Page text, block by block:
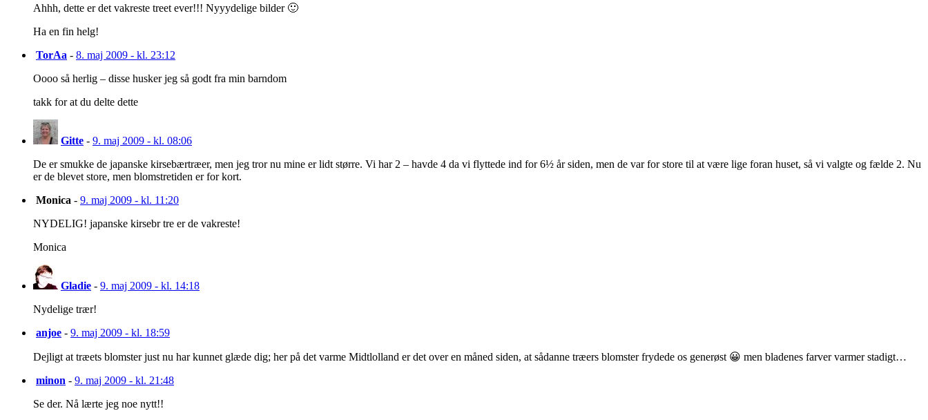
Ahhh, dette er det vakreste treet ever!!! Nyyydelige bilder 🙂
Ha en fin helg!
TorAa - 8. maj 2009 - kl. 23:12
Oooo så herlig – disse husker jeg så godt fra min barndom
takk for at du delte dette
Gitte - 9. maj 2009 - kl. 08:06
De er smukke de japanske kirsebærtræer, men jeg tror nu mine er lidt større. Vi har 2 – havde 4 da vi flyttede ind for 6½ år siden, men de var for store til at være lige foran huset, så vi valgte og fælde 2. Nu
er de blevet store, men blomstretiden er for kort.
Monica - 9. maj 2009 - kl. 11:20
NYDELIG! japanske kirsebr tre er de vakreste!
Monica
Gladie - 9. maj 2009 - kl. 14:18
Nydelige trær!
anjoe - 9. maj 2009 - kl. 18:59
Dejligt at træets blomster just nu har kunnet glæde dig; her på det varme Midtlolland er det over en måned siden, at sådanne træers blomster frydede os generøst 😀 men bladenes farver varmer stadigt…
minon - 9. maj 2009 - kl. 21:48
Se der. Nå lærte jeg noe nytt!!